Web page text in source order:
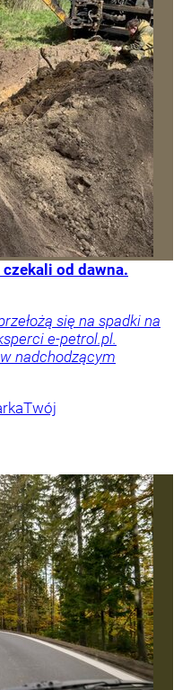
od dawna.
się na spadki na
e-petrol.pl.
nadchodzącym
Twój